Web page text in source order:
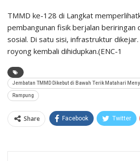
TMMD ke-128 di Langkat
pembangunan fisik berjalan beriringan
sosial. Di satu sisi, infrastruktur
royong kembali dihidupkan.(ENC-1
Jembatan TMMD Dikebut di Bawah Terik Matahari
Rampung
Share Facebook Twitter